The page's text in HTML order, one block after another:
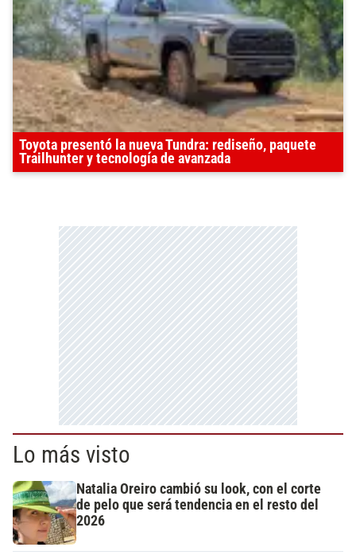
Toyota presentó la nueva Tundra: rediseño, paquete
Trailhunter y tecnología de avanzada
Lo más visto
Natalia Oreiro cambió su look, con el corte
de pelo que será tendencia en el resto del
2026